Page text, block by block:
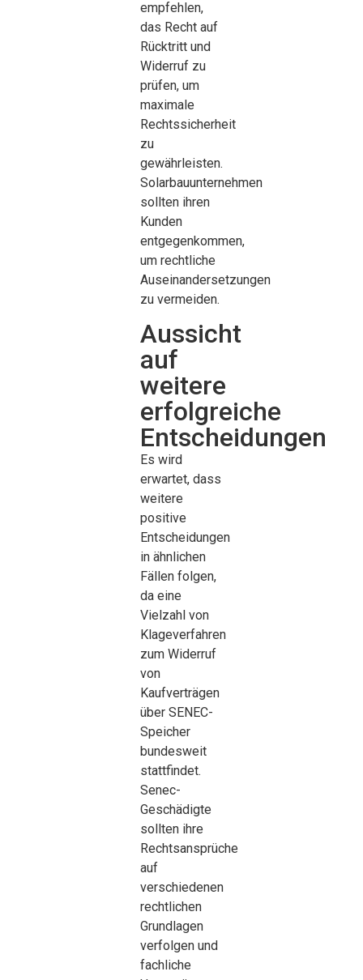
empfehlen,
das Recht auf
Rücktritt und
Widerruf zu
prüfen, um
maximale
Rechtssicherheit
zu
gewährleisten.
Solarbauunternehmen
sollten ihren
Kunden
entgegenkommen,
um rechtliche
Auseinandersetzungen
zu vermeiden.
Aussicht
auf
weitere
erfolgreiche
Entscheidungen
Es wird
erwartet, dass
weitere
positive
Entscheidungen
in ähnlichen
Fällen folgen,
da eine
Vielzahl von
Klageverfahren
zum Widerruf
von
Kaufverträgen
über SENEC-
Speicher
bundesweit
stattfindet.
Senec-
Geschädigte
sollten ihre
Rechtsansprüche
auf
verschiedenen
rechtlichen
Grundlagen
verfolgen und
fachliche